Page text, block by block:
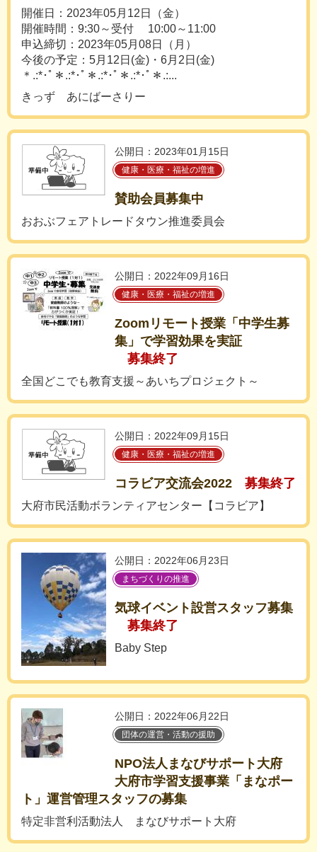
開催日：2023年05月12日（金）
開催時間：9:30～受付 10:00～11:00
申込締切：2023年05月08日（月）
今後の予定：5月12日(金)・6月2日(金)
＊.:*･ﾟ＊.:*･ﾟ＊.:*･ﾟ＊.:*･ﾟ＊.:...
きっず あにばーさりー
公開日：2023年01月15日
健康・医療・福祉の増進
賛助会員募集中
おおぶフェアトレードタウン推進委員会
公開日：2022年09月16日
健康・医療・福祉の増進
Zoomリモート授業「中学生募
集」で学習効果を実証
募集終了
全国どこでも教育支援～あいちプロジェクト～
公開日：2022年09月15日
健康・医療・福祉の増進
コラビア交流会2022 募集終了
大府市民活動ボランティアセンター【コラビア】
公開日：2022年06月23日
まちづくりの推進
気球イベント設営スタッフ募集
募集終了
Baby Step
公開日：2022年06月22日
団体の運営・活動の援助
NPO法人まなびサポート大府
大府市学習支援事業「まなポー
ト」運営管理スタッフの募集
特定非営利活動法人 まなびサポート大府